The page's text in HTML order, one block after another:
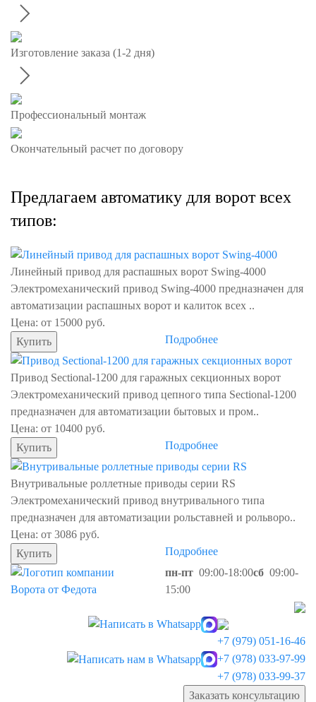
Изготовление заказа (1-2 дня)
Профессиональный монтаж
Окончательный расчет по договору
Предлагаем автоматику для ворот всех
типов:
Линейный привод для распашных ворот Swing-4000
Электромеханический привод Swing-4000 предназначен для
автоматизации распашных ворот и калиток всех ..
Цена: от 15000 руб.
Купить
Подробнее
Привод Sectional-1200 для гаражных секционных ворот
Электромехaнический привод цепного типа Sectional-1200
преднaзначен для автоматизации бытовых и пром..
Цена: от 10400 руб.
Купить
Подробнее
Внутривальные роллетные приводы серии RS
Электромеханический привод внутривального типа
предназначен для автоматизации рольставней и рольворо..
Цена: от 3086 руб.
Купить
Подробнее
пн-пт 09:00-18:00сб 09:00-
15:00
+7 (979) 051-16-46
+7 (978) 033-97-99
+7 (978) 033-99-37
Заказать консультацию